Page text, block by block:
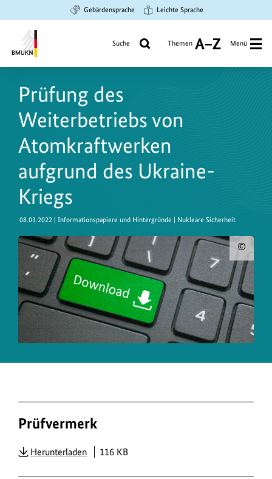
Hauptinhalt
springen
Suche
springen
Hauptnavigation
springen
Gebärdensprache Leichte Sprache
Umwelt,
Naturschutz
und
nukleare
Sicherheit
Suche Themen
A
Z
Menü
Prüfung des
Weiterbetriebs von
Atomkraftwerken
aufgrund des Ukraine-
Kriegs
08.03.2022 | Informationspapiere und Hintergründe | Nukleare Sicherheit
zum
Bild
Prüfvermerk
HerunterladenPDF116 KB